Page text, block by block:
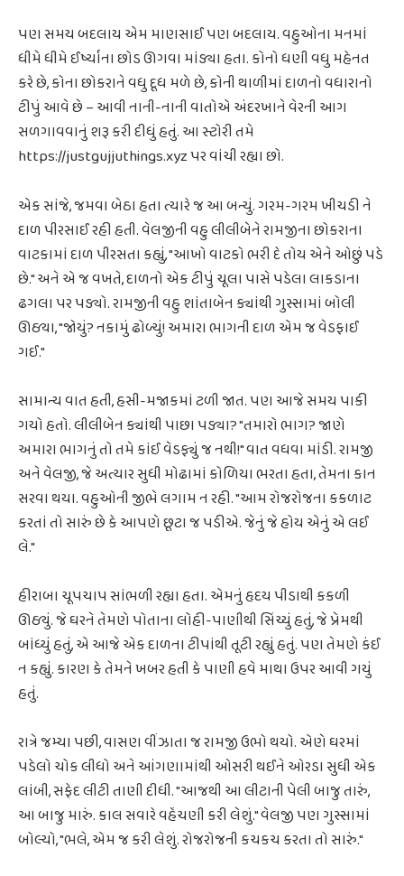
પણ સમય બદલાય એમ માણસાઈ પણ બદલાય. વહુઓના મનમાં
ધીમે ધીમે ઈર્ષ્યાના છોડ ઊગવા માંડ્યા હતા. કોનો ધણી વધુ મહેનત
કરે છે, કોના છોકરાને વધુ દૂધ મળે છે, કોની થાળીમાં દાળનો વધારાનો
ટીપું આવે છે – આવી નાની-નાની વાતોએ અંદરખાને વેરની આગ
સળગાવવાનું શરૂ કરી દીધું હતું. આ સ્ટોરી તમે
https://justgujjuthings.xyz પર વાંચી રહ્યા છો.
એક સાંજે, જમવા બેઠા હતા ત્યારે જ આ બન્યું. ગરમ-ગરમ ખીચડી ને
દાળ પીરસાઈ રહી હતી. વેલજીની વહુ લીલીબેને રામજીના છોકરાના
વાટકામાં દાળ પીરસતા કહ્યું, "આખો વાટકો ભરી દે તોય એને ઓછું પડે
છે." અને એ જ વખતે, દાળનો એક ટીપું ચૂલા પાસે પડેલા લાકડાના
ઢગલા પર પડ્યો. રામજીની વહુ શાંતાબેન ક્યાંથી ગુસ્સામાં બોલી
ઊઠ્યા, "જોયું? નકામું ઢોળ્યું! અમારા ભાગની દાળ એમ જ વેડફાઈ
ગઈ."
સામાન્ય વાત હતી, હસી-મજાકમાં ટળી જાત. પણ આજે સમય પાકી
ગયો હતો. લીલીબેન ક્યાંથી પાછા પડ્યા? "તમારો ભાગ? જાણે
અમારા ભાગનું તો તમે કાંઈ વેડફ્યું જ નથી!" વાત વધવા માંડી. રામજી
અને વેલજી, જે અત્યાર સુધી મોઢામાં કોળિયા ભરતા હતા, તેમના કાન
સરવા થયા. વહુઓની જીભે લગામ ન રહી. "આમ રોજરોજના કકળાટ
કરતાં તો સારું છે કે આપણે છૂટા જ પડીએ. જેનું જે હોય એનું એ લઈ
લે."
હીરાબા ચૂપચાપ સાંભળી રહ્યા હતા. એમનું હૃદય પીડાથી કકળી
ઊઠ્યું. જે ઘરને તેમણે પોતાના લોહી-પાણીથી સિંચ્યું હતું, જે પ્રેમથી
બાંધ્યું હતું, એ આજે એક દાળના ટીપાંથી તૂટી રહ્યું હતું. પણ તેમણે કંઈ
ન કહ્યું. કારણ કે તેમને ખબર હતી કે પાણી હવે માથા ઉપર આવી ગયું
હતું.
રાત્રે જમ્યા પછી, વાસણ વીંઝાતા જ રામજી ઉભો થયો. એણે ઘરમાં
પડેલો ચોક લીધો અને આંગણામાંથી ઓસરી થઈને ઓરડા સુધી એક
લાંબી, સફેદ લીટી તાણી દીધી. "આજથી આ લીટાની પેલી બાજુ તારું,
આ બાજુ મારું. કાલ સવારે વહેંચણી કરી લેશું." વેલજી પણ ગુસ્સામાં
બોલ્યો, "ભલે, એમ જ કરી લેશું. રોજરોજની કચકચ કરતા તો સારું."